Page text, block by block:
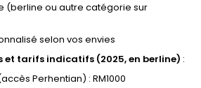
(berline ou autre catégorie sur
selon vos envies
et tarifs indicatifs (2025, en berline) :
Perhentian) : RM1000